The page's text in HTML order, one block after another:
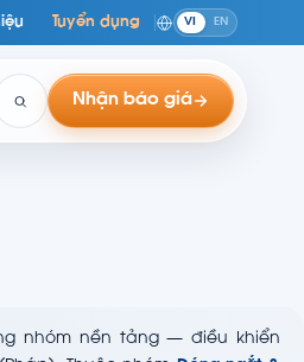
Tuyển dụng VI EN
Nhận báo giá
nhóm nền tảng — điều khiển